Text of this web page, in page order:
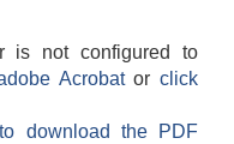
is not configured to
Acrobatorclick
download the PDF